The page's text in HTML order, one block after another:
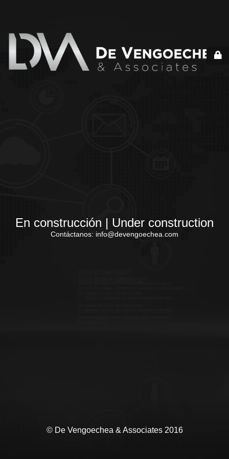
En construcción | Under construction
Contáctanos: info@devengoechea.com
© De Vengoechea & Associates 2016